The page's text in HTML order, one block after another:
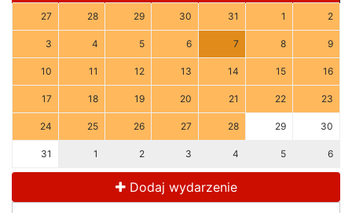
27 28 29 30 31 1 2
3 4 5 6 7 8 9
10 11 12 13 14 15 16
17 18 19 20 21 22 23
24 25 26 27 28 29 30
31 1 2 3 4 5 6
Dodaj wydarzenie